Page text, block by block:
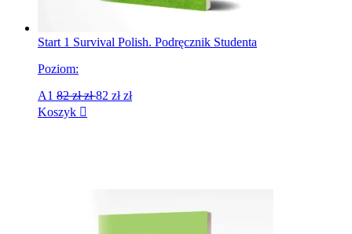
Start 1 Survival Polish. Podręcznik Studenta
Poziom:
A1 82 złzł 82 złzł
Koszyk